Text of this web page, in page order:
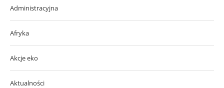
Administracyjna
Afryka
Akcje eko
Aktualności